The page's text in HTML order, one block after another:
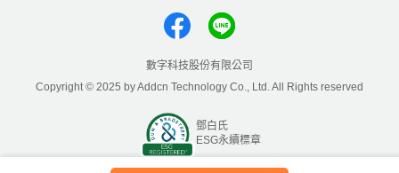
數字科技股份有限公司
Copyright © 2025 by Addcn Technology Co., Ltd. All Rights reserved
鄧白氏
ESG永續標章